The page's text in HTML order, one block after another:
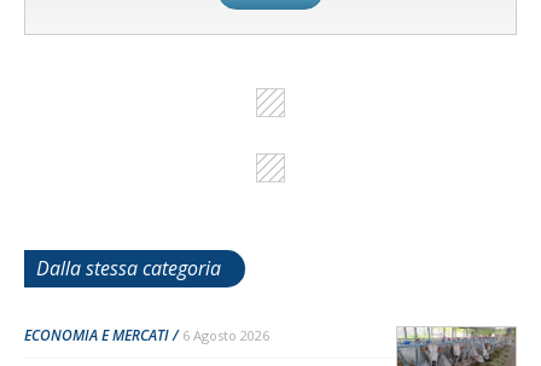
Dalla stessa categoria
ECONOMIA E MERCATI 6 Agosto 2026